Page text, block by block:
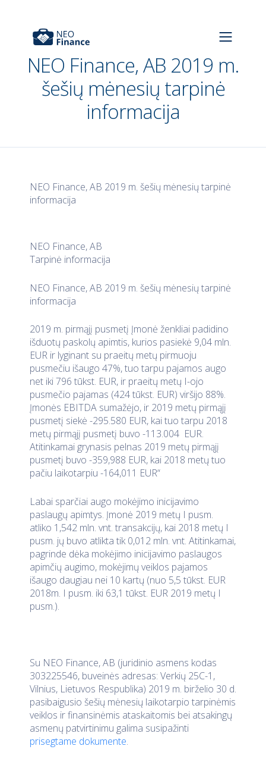
NEO Finance, AB 2019 m.
šešių mėnesių tarpinė
informacija
NEO Finance, AB 2019 m. šešių mėnesių tarpinė
informacija
NEO Finance, AB
Tarpinė informacija
NEO Finance, AB 2019 m. šešių mėnesių tarpinė
informacija
2019 m. pirmąjį pusmetį Įmonė ženkliai padidino
išduotų paskolų apimtis, kurios pasiekė 9,04 mln.
EUR ir lyginant su praeitų metų pirmuoju
pusmečiu išaugo 47%, tuo tarpu pajamos augo
net iki 796 tūkst. EUR, ir praeitų metų I-ojo
pusmečio pajamas (424 tūkst. EUR) viršijo 88%.
Įmonės EBITDA sumažėjo, ir 2019 metų pirmąjį
pusmetį siekė -295.580 EUR, kai tuo tarpu 2018
metų pirmąjį pusmetį buvo -113.004 EUR.
Atitinkamai grynasis pelnas 2019 metų pirmąjį
pusmetį buvo -359,988 EUR, kai 2018 metų tuo
pačiu laikotarpiu -164,011 EUR“
Labai sparčiai augo mokėjimo inicijavimo
paslaugų apimtys. Įmonė 2019 metų I pusm.
atliko 1,542 mln. vnt. transakcijų, kai 2018 metų I
pusm. jų buvo atlikta tik 0,012 mln. vnt. Atitinkamai,
pagrinde dėka mokėjimo inicijavimo paslaugos
apimčių augimo, mokėjimų veiklos pajamos
išaugo daugiau nei 10 kartų (nuo 5,5 tūkst. EUR
2018m. I pusm. iki 63,1 tūkst. EUR 2019 metų I
pusm.).
Su NEO Finance, AB (juridinio asmens kodas
303225546, buveinės adresas: Verkių 25C-1,
Vilnius, Lietuvos Respublika) 2019 m. birželio 30 d.
pasibaigusio šešių mėnesių laikotarpio tarpinėmis
veiklos ir finansinėmis ataskaitomis bei atsakingų
asmenų patvirtinimu galima susipažinti
prisegtame dokumente.